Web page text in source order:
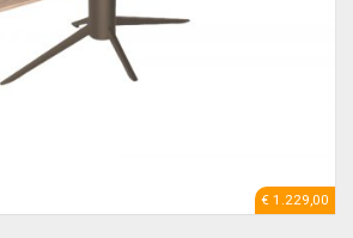
€ 1.229,00